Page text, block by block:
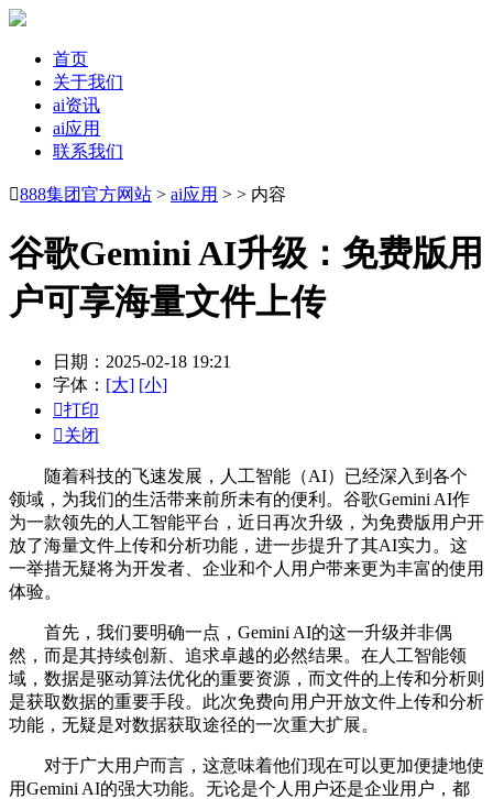
首页
关于我们
ai资讯
ai应用
联系我们
888集团官方网站 > ai应用 > > 内容
谷歌Gemini AI升级：免费版用
户可享海量文件上传
日期：2025-02-18 19:21
字体： [大] [小]
打印
关闭
随着科技的飞速发展，人工智能（AI）已经深入到各个
领域，为我们的生活带来前所未有的便利。谷歌Gemini AI作
为一款领先的人工智能平台，近日再次升级，为免费版用户开
放了海量文件上传和分析功能，进一步提升了其AI实力。这
一举措无疑将为开发者、企业和个人用户带来更为丰富的使用
体验。
首先，我们要明确一点，Gemini AI的这一升级并非偶
然，而是其持续创新、追求卓越的必然结果。在人工智能领
域，数据是驱动算法优化的重要资源，而文件的上传和分析则
是获取数据的重要手段。此次免费向用户开放文件上传和分析
功能，无疑是对数据获取途径的一次重大扩展。
对于广大用户而言，这意味着他们现在可以更加便捷地使
用Gemini AI的强大功能。无论是个人用户还是企业用户，都